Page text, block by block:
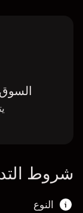
شروط
النوع